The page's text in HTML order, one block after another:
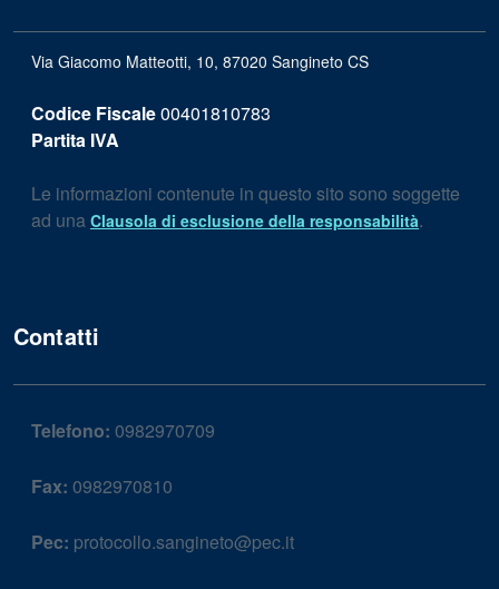
Via Giacomo Matteotti, 10, 87020 Sangineto CS
Codice Fiscale00401810783
Partita IVA
Le informazioni contenute in questo sito sono soggette
ad una Clausola di esclusione della responsabilità.
Contatti
Telefono: 0982970709
Fax: 0982970810
Pec: protocollo.sangineto@pec.it